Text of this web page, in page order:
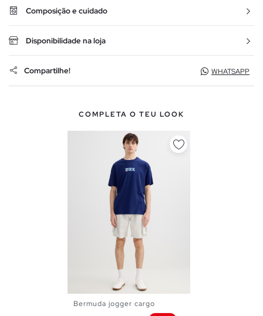
Composição e cuidado
Disponibilidade na loja
Compartilhe! WHATSAPP
COMPLETA O TEU LOOK
L
Bermuda jogger cargo